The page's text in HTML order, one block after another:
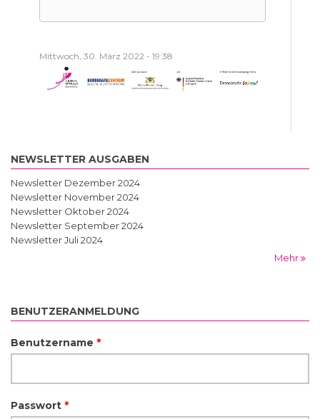
Mittwoch, 30. März 2022 - 19:38
NEWSLETTER AUSGABEN
Newsletter Dezember 2024
Newsletter November 2024
Newsletter Oktober 2024
Newsletter September 2024
Newsletter Juli 2024
Mehr
BENUTZERANMELDUNG
Benutzername *
Passwort *